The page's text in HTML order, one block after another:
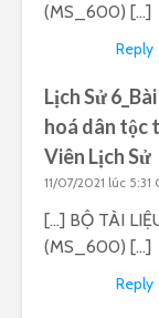
(MS_600) […]
Reply
Lịch Sử
hoá dân tộc
Viên Lịch Sử
11/07/2021 lúc 5:31
[…] BỘ TÀI
(MS_600) […]
Reply